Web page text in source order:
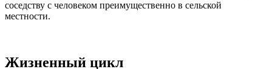
соседству с человеком преимущественно в сельской
местности.
Жизненный цикл